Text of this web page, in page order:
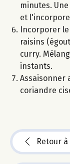
minutes.
et
Incorporer
raisins
curry.
instants.
Assaisonner
coriandre
Retour